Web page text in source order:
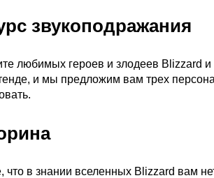
звукоподражания
любимых героев и злодеев Blizzard и
и мы предложим вам трех
что в знании вселенных Blizzard вам